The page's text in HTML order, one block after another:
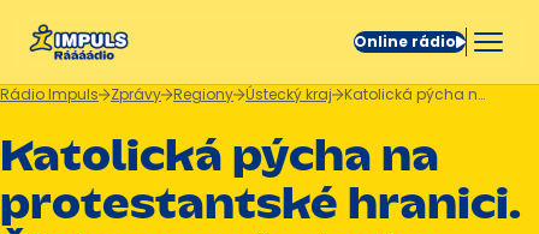
Online rádio
Rádio Impuls Zprávy Regiony Ústecký kraj Katolická pýcha na protestantské hranici. Šluknov má stezku sakrálních památek
Katolická pýcha na
protestantské hranici.